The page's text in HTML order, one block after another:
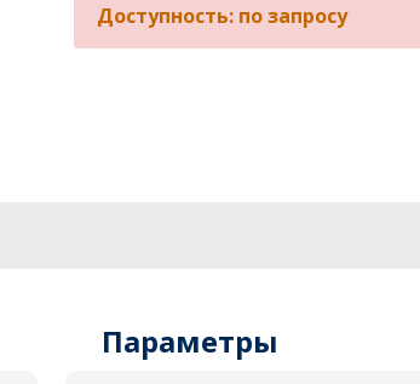
Доступность: по запросу
Параметры